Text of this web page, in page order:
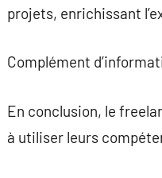
projets, enrichissant
Complément
En conclusion, le
à utiliser leurs